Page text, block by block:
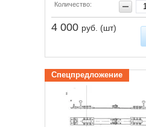
Количество:
4 000 руб. (шт)
Спецпредложение